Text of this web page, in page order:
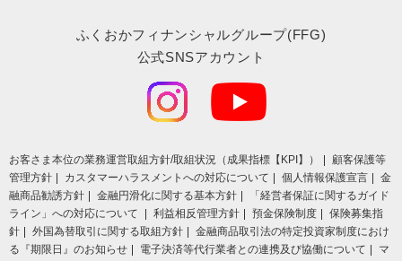
ふくおかフィナンシャルグループ(FFG)
公式SNSアカウント
お客さま本位の業務運営取組⽅針/取組状況（成果指標【KPI】）
顧客保護等
管理方針
カスタマーハラスメントへの対応について 個人情報保護宣言
金
融商品勧誘方針
金融円滑化に関する基本方針
「経営者保証に関するガイド
ライン」への対応について
利益相反管理方針 預金保険制度
保険募集指
針
外国為替取引に関する取組方針
金融商品取引法の特定投資家制度におけ
る『期限日』のお知らせ
電子決済等代行業者との連携及び協働について
マ